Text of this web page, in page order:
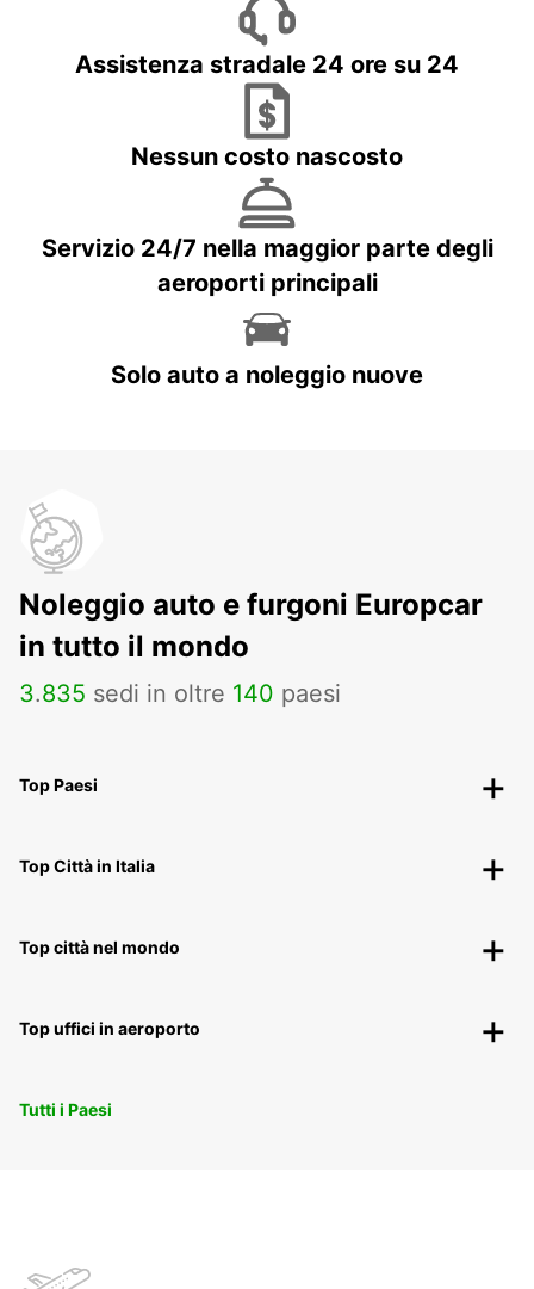
Assistenza stradale 24 ore su 24
Nessun costo nascosto
Servizio 24/7 nella maggior parte degli
aeroporti principali
Solo auto a noleggio nuove
Noleggio auto e furgoni Europcar
in tutto il mondo
3.835 sedi in oltre 140 paesi
Top Paesi
Top Città in Italia
Top città nel mondo
Top uffici in aeroporto
Tutti i Paesi